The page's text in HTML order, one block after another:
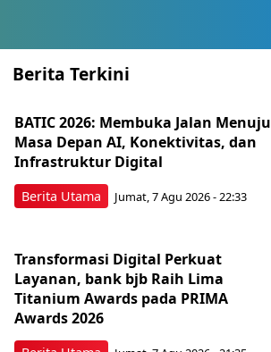
Berita Terkini
Berita Utama
BATIC 2026: Membuka Jalan Menuju
Masa Depan AI, Konektivitas, dan
Infrastruktur Digital
Jumat, 7 Agu 2026 - 22:33
Transformasi Digital Perkuat
Layanan, bank bjb Raih Lima
Titanium Awards pada PRIMA
Awards 2026